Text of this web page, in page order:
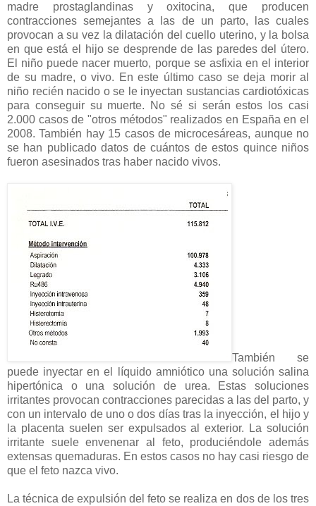
madre prostaglandinas y oxitocina, que producen
contracciones semejantes a las de un parto, las cuales
provocan a su vez la dilatación del cuello uterino, y la bolsa
en que está el hijo se desprende de las paredes del útero.
El niño puede nacer muerto, porque se asfixia en el interior
de su madre, o vivo. En este último caso se deja morir al
niño recién nacido o se le inyectan sustancias cardiotóxicas
para conseguir su muerte. No sé si serán estos los casi
2.000 casos de "otros métodos" realizados en España en el
2008. También hay 15 casos de microcesáreas, aunque no
se han publicado datos de cuántos de estos quince niños
fueron asesinados tras haber nacido vivos.
También se
puede inyectar en el líquido amniótico una solución salina
hipertónica o una solución de urea. Estas soluciones
irritantes provocan contracciones parecidas a las del parto, y
con un intervalo de uno o dos días tras la inyección, el hijo y
la placenta suelen ser expulsados al exterior. La solución
irritante suele envenenar al feto, produciéndole además
extensas quemaduras. En estos casos no hay casi riesgo de
que el feto nazca vivo.
La técnica de expulsión del feto se realiza en dos de los tres